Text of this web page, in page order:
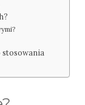
stosowania